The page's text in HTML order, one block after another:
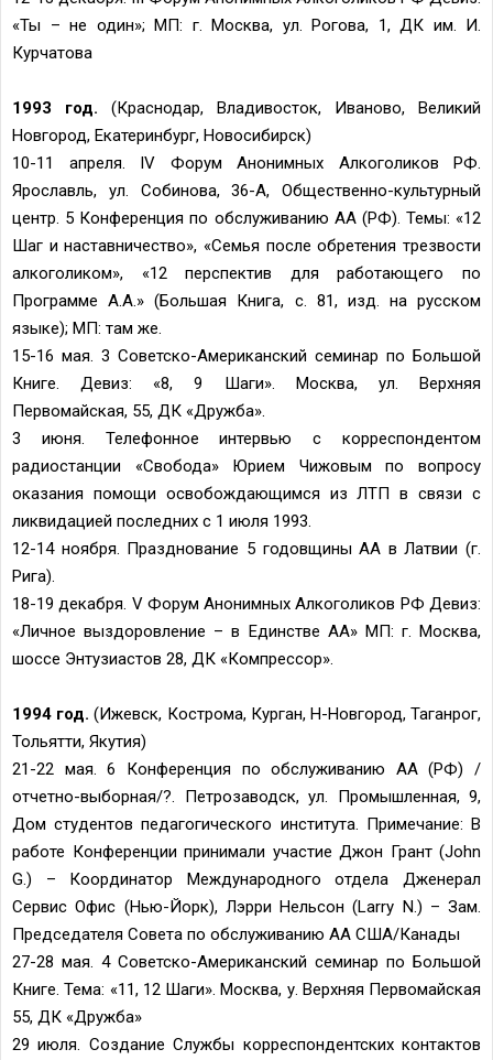
«Ты – не один»; МП: г. Москва, ул. Рогова, 1, ДК им. И.
Курчатова
1993 год. (Краснодар, Владивосток, Иваново, Великий
Новгород, Екатеринбург, Новосибирск)
10-11 апреля. IV Форум Анонимных Алкоголиков РФ.
Ярославль, ул. Собинова, 36-А, Общественно-культурный
центр. 5 Конференция по обслуживанию АА (РФ). Темы: «12
Шаг и наставничество», «Семья после обретения трезвости
алкоголиком», «12 перспектив для работающего по
Программе А.А.» (Большая Книга, с. 81, изд. на русском
языке); МП: там же.
15-16 мая. 3 Советско-Американский семинар по Большой
Книге. Девиз: «8, 9 Шаги». Москва, ул. Верхняя
Первомайская, 55, ДК «Дружба».
3 июня. Телефонное интервью с корреспондентом
радиостанции «Свобода» Юрием Чижовым по вопросу
оказания помощи освобождающимся из ЛТП в связи с
ликвидацией последних c 1 июля 1993.
12-14 ноября. Празднование 5 годовщины АА в Латвии (г.
Рига).
18-19 декабря. V Форум Анонимных Алкоголиков РФ Девиз:
«Личное выздоровление – в Единстве АА» МП: г. Москва,
шоссе Энтузиастов 28, ДК «Компрессор».
1994 год. (Ижевск, Кострома, Курган, Н-Новгород, Таганрог,
Тольятти, Якутия)
21-22 мая. 6 Конференция по обслуживанию АА (РФ) /
отчетно-выборная/?. Петрозаводск, ул. Промышленная, 9,
Дом студентов педагогического института. Примечание: В
работе Конференции принимали участие Джон Грант (John
G.) – Координатор Международного отдела Дженерал
Сервис Офис (Нью-Йорк), Лэрри Нельсон (Larry N.) – Зам.
Председателя Совета по обслуживанию АА США/Канады
27-28 мая. 4 Советско-Американский семинар по Большой
Книге. Тема: «11, 12 Шаги». Москва, у. Верхняя Первомайская
55, ДК «Дружба»
29 июля. Создание Службы корреспондентских контактов